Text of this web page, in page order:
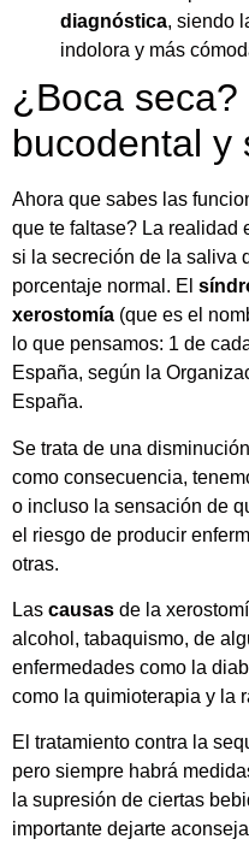
diagnóstica, siendo
indolora y más
¿Boca seca?
bucodental y
Ahora que sabes las
que te faltase? La realidad
si la secreción de la saliva
porcentaje normal. El
xerostomía (que es el
lo que pensamos: 1 de
España, según la
España.
Se trata de una
como consecuencia,
o incluso la sensación de
el riesgo de producir
otras.
Las causas de la
alcohol, tabaquismo, de
enfermedades como la
como la quimioterapia y la
El tratamiento contra la
pero siempre habrá
la supresión de ciertas
importante dejarte